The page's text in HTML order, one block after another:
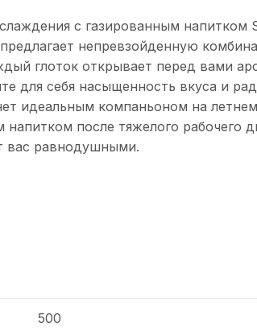
с газированным напитком
непревзойденную
глоток открывает перед вами
для себя насыщенность вкуса и
идеальным компаньоном на
после тяжелого рабочего
вас равнодушными.
500